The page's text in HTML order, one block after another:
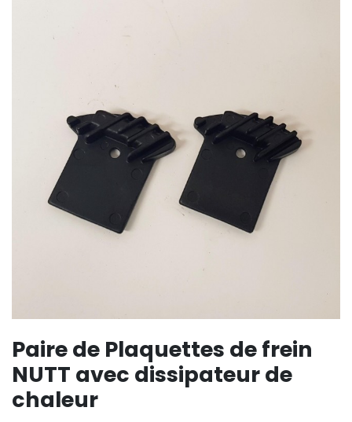
Paire de Plaquettes de frein
NUTT avec dissipateur de
chaleur